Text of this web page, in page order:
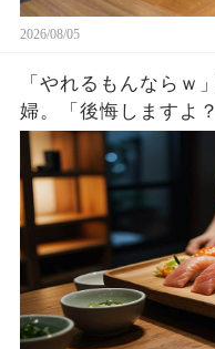
2026/08/05
「やれるもんならｗ
婦。「後悔しますよ
事。